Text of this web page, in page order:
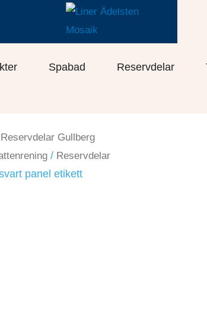
Öppna Poolprodukter
Spabad Öppna Spabad
Reservdelar
Reservdelar Gullberg
/ Reservdelar
panel etikett